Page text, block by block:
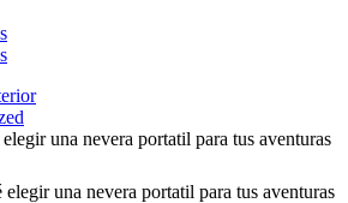
una nevera portatil para tus aventuras
una nevera portatil para tus aventuras